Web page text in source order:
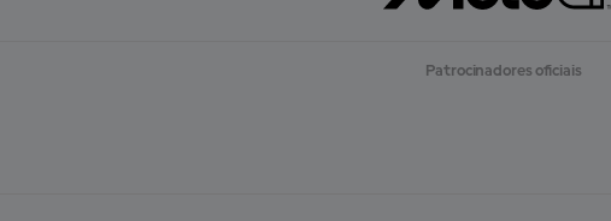
Patrocinadores oficiais